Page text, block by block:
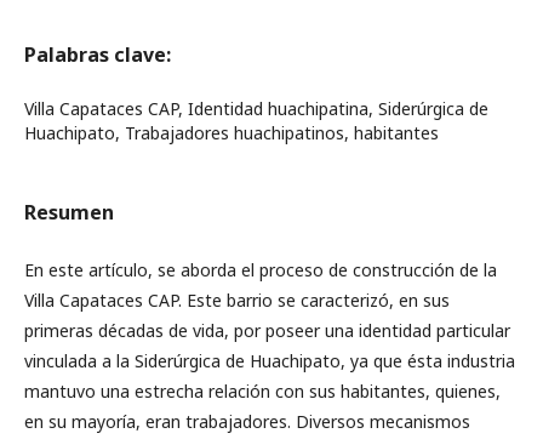
Palabras clave:
Villa Capataces CAP, Identidad huachipatina, Siderúrgica de
Huachipato, Trabajadores huachipatinos, habitantes
Resumen
En este artículo, se aborda el proceso de construcción de la
Villa Capataces CAP. Este barrio se caracterizó, en sus
primeras décadas de vida, por poseer una identidad particular
vinculada a la Siderúrgica de Huachipato, ya que ésta industria
mantuvo una estrecha relación con sus habitantes, quienes,
en su mayoría, eran trabajadores. Diversos mecanismos